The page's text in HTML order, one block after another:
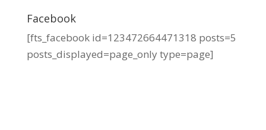
Facebook
[fts_facebook id=123472664471318 posts=5
posts_displayed=page_only type=page]